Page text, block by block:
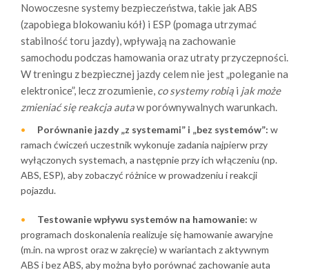
Nowoczesne systemy bezpieczeństwa, takie jak ABS
(zapobiega blokowaniu kół) i ESP (pomaga utrzymać
stabilność toru jazdy), wpływają na zachowanie
samochodu podczas hamowania oraz utraty przyczepności.
W treningu z bezpiecznej jazdy celem nie jest „poleganie na
elektronice”, lecz zrozumienie, co systemy robią i jak może
zmieniać się reakcja autaw porównywalnych warunkach.
Porównanie jazdy „z systemami” i „bez systemów”: w
ramach ćwiczeń uczestnik wykonuje zadania najpierw przy
wyłączonych systemach, a następnie przy ich włączeniu (np.
ABS, ESP), aby zobaczyć różnice w prowadzeniu i reakcji
pojazdu.
Testowanie wpływu systemów na hamowanie: w
programach doskonalenia realizuje się hamowanie awaryjne
(m.in. na wprost oraz w zakręcie) w wariantach z aktywnym
ABS i bez ABS, aby można było porównać zachowanie auta